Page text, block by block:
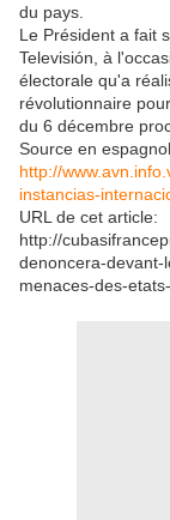
du pays.
Le Président a fait
Televisión, à
électorale qu'a
révolutionnaire
du 6 décembre
Source en
http://
instancias-
URL de cet article:
http://
denoncera-devant-
menaces-des-